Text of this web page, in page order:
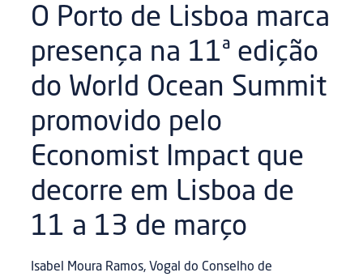
O Porto de Lisboa marca
presença na 11ª edição
do World Ocean Summit
promovido pelo
Economist Impact que
decorre em Lisboa de
11 a 13 de março
Isabel Moura Ramos, Vogal do Conselho de